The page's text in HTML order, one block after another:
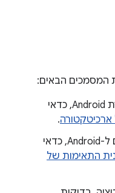
המסמכים הבאים:
אם לא למדתם על ארכיטקטורת Android, כדאי
.
אם אתם יוצרים מכשיר שתואם ל-Android, כדאי
התאימות של